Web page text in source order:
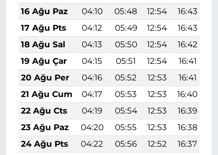
16 Ağu Paz
04:10 05:48 12:54 16:43
17 Ağu Pts
04:12 05:49 12:54 16:43
18 Ağu Sal
04:13 05:50 12:54 16:42
19 Ağu Çar
04:15 05:51 12:54 16:41
20 Ağu Per
04:16 05:52 12:53 16:41
21 Ağu Cum
04:17 05:53 12:53 16:40
22 Ağu Cts
04:19 05:54 12:53 16:39
23 Ağu Paz
04:20 05:55 12:53 16:38
24 Ağu Pts
04:22 05:56 12:52 16:37